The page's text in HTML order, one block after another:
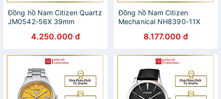
Đồng hồ Nam Citizen Quartz
JM0542-56X 39mm
4.250.000 đ
Đồng hồ Nam Citizen
Mechanical NH8390-11X
8.177.000 đ